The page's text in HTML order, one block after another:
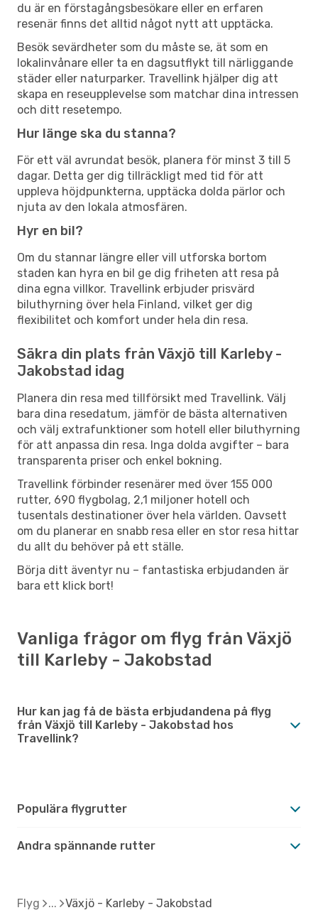
du är en förstagångsbesökare eller en erfaren
resenär finns det alltid något nytt att upptäcka.
Besök sevärdheter som du måste se, ät som en
lokalinvånare eller ta en dagsutflykt till närliggande
städer eller naturparker. Travellink hjälper dig att
skapa en reseupplevelse som matchar dina intressen
och ditt resetempo.
Hur länge ska du stanna?
För ett väl avrundat besök, planera för minst 3 till 5
dagar. Detta ger dig tillräckligt med tid för att
uppleva höjdpunkterna, upptäcka dolda pärlor och
njuta av den lokala atmosfären.
Hyr en bil?
Om du stannar längre eller vill utforska bortom
staden kan hyra en bil ge dig friheten att resa på
dina egna villkor. Travellink erbjuder prisvärd
biluthyrning över hela Finland, vilket ger dig
flexibilitet och komfort under hela din resa.
Säkra din plats från Växjö till Karleby -
Jakobstad idag
Planera din resa med tillförsikt med Travellink. Välj
bara dina resedatum, jämför de bästa alternativen
och välj extrafunktioner som hotell eller biluthyrning
för att anpassa din resa. Inga dolda avgifter – bara
transparenta priser och enkel bokning.
Travellink förbinder resenärer med över 155 000
rutter, 690 flygbolag, 2,1 miljoner hotell och
tusentals destinationer över hela världen. Oavsett
om du planerar en snabb resa eller en stor resa hittar
du allt du behöver på ett ställe.
Börja ditt äventyr nu – fantastiska erbjudanden är
bara ett klick bort!
Vanliga frågor om flyg från Växjö
till Karleby - Jakobstad
Hur kan jag få de bästa erbjudandena på flyg
från Växjö till Karleby - Jakobstad hos
Travellink?
Populära flygrutter
Andra spännande rutter
Flyg Växjö - Karleby - Jakobstad